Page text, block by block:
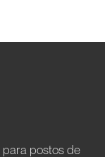
postos de